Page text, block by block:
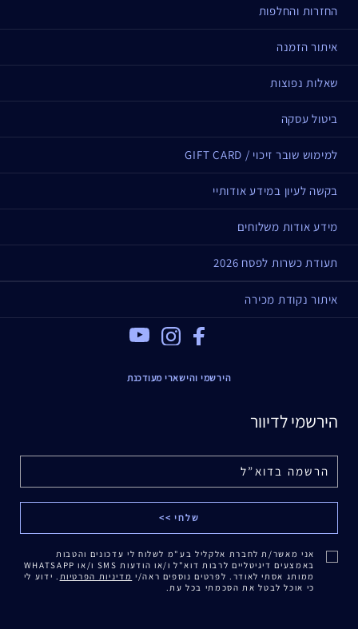
החזרות והחלפות
איתור הזמנה
שאלות נפוצות
ביטול עסקה
למימוש שובר זיכוי / GIFT CARD
בקשה לעיון במידע אודותיי
מידע אודות משלוחים
תעודת כשרות לפסח 2026
איתור נקודת מכירה
Facebook
הירשמי והישארי מעודכנת
הירשמי לדיוור
אני מאשר/ת לחברת אלקליל בע"מ לשלוח לי עדכונים והטבות
באמצעים דיגיטליים לרבות דוא"ל ו/או הודעות SMS ו/או WHATSAPP
ממותג אסתי לאודר. לפרטים נוספים ראה/י מדיניות הפרטיות . ידוע לי
כי אוכל לבטל את הסכמתי בכל עת.